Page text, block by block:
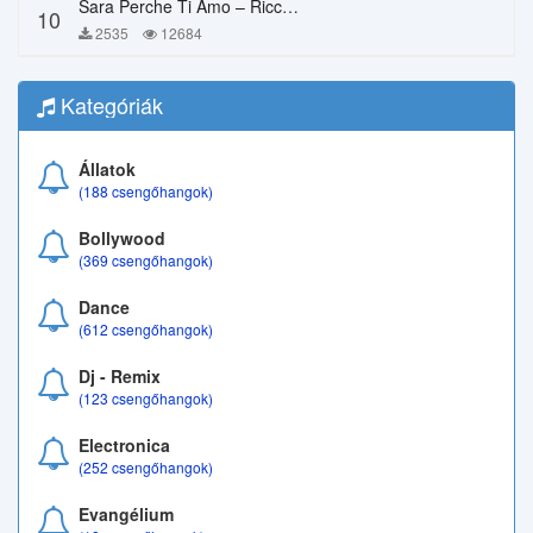
10 Sara Perche Ti Amo – Ricchi E Poveri
2535 12684
Kategóriák
Állatok
(188 csengőhangok)
Bollywood
(369 csengőhangok)
Dance
(612 csengőhangok)
Dj - Remix
(123 csengőhangok)
Electronica
(252 csengőhangok)
Evangélium